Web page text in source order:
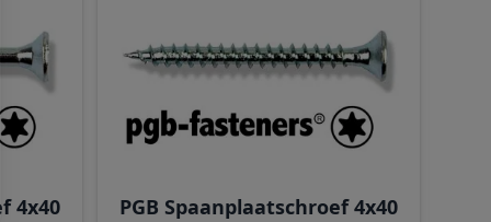
4x40
PGB Spaanplaatschroef 4x40